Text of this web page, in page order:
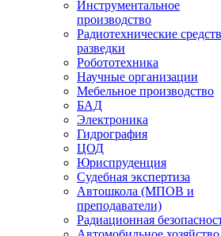
Инструментальное
производство
Радиотехнические
разведки
Робототехника
Научные организации
Мебельное производство
БАД
Электроника
Гидрография
ЦОД
Юриспруденция
Судебная экспертиза
Автошкола (МПОВ и
преподаватели)
Радиационная